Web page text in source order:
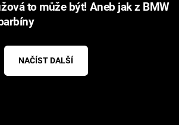
to může být! Aneb jak z BMW
NAČÍST DALŠÍ